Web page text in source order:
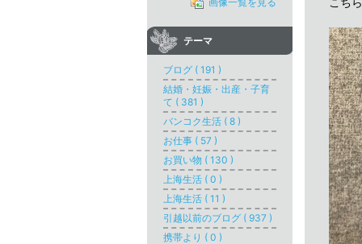
テーマ
ブログ ( 191 )
結婚・妊娠・出産・子育
て ( 381 )
バンコク生活 ( 8 )
お仕事 ( 57 )
お買い物 ( 130 )
上海生活 ( 0 )
上海生活 ( 11 )
引越以前のブログ ( 937 )
携帯より ( 0 )